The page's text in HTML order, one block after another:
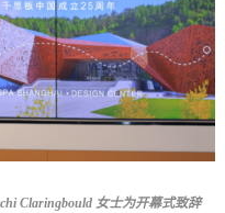
Claringbould 女士为开幕式致辞